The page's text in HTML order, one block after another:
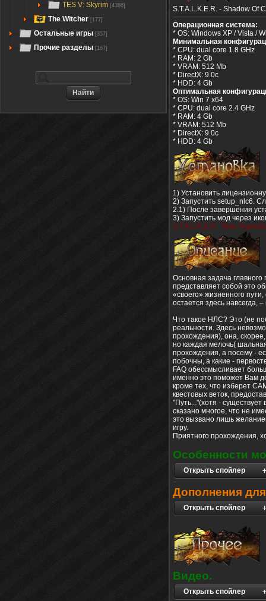
TES V: Skyrim [4386]
The Witcher [177]
Остальные игры [357]
Прочие разделы [167]
S.T.A.L.K.E.R. - Shadow Of
Операционная система:
* OS: Windows XP / Vista /
Минимальная
* CPU: dual core 1.8 GHz
* RAM: 2 Gb
* VRAM: 512 Mb
* DirectX: 9.0c
* HDD: 4 Gb
Оптимальная
* OS: Win 7 x64
* CPU: dual core 2.4 GHz
* RAM: 4 Gb
* VRAM: 512 Mb
* DirectX: 9.0c
* HDD: 4 Gb
1) Установить
2) Запустить setup_nlc6.
2.1) После завершения
3) Запустить мод через
S.T.A.L.K.E.R.: Тень
Основная задача
представляет собой это
«своего» жизненного
остается здесь навсегда,
Что такое НЛС? Это (не
реальности. Здесь
прохождения), она,
но каждая мелочь(
прохождения, а посему -
побочны, а какие -
FAQ обессмысливает
именно это поможет Вам
кроме тех, что изберет
квестовых веток,
"Путь..."(хотя -
сказано многое, что не
это вызвано лишь
игру.
Приятного прохождения,
Особенности
Открыть спойлер
Дополнения
Открыть спойлер
Видео.
Открыть спойлер